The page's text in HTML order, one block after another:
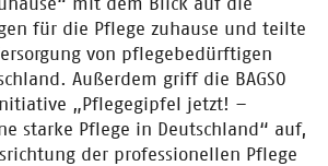
für die Pflege zuhause und teilte
von pflegebedürftigen
Außerdem griff die BAGSO
„Pflegegipfel jetzt! –
starke Pflege in Deutschland“ auf,
der professionellen Pflege